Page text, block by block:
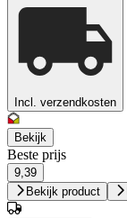
Incl. verzendkosten
Bekijk
Beste prijs
9,39
Bekijk product